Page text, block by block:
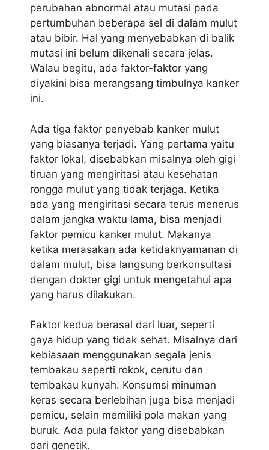
perubahan abnormal atau mutasi pada
pertumbuhan beberapa sel di dalam mulut
atau bibir. Hal yang menyebabkan di balik
mutasi ini belum dikenali secara jelas.
Walau begitu, ada faktor-faktor yang
diyakini bisa merangsang timbulnya kanker
ini.
Ada tiga faktor penyebab kanker mulut
yang biasanya terjadi. Yang pertama yaitu
faktor lokal, disebabkan misalnya oleh gigi
tiruan yang mengiritasi atau kesehatan
rongga mulut yang tidak terjaga. Ketika
ada yang mengiritasi secara terus menerus
dalam jangka waktu lama, bisa menjadi
faktor pemicu kanker mulut. Makanya
ketika merasakan ada ketidaknyamanan di
dalam mulut, bisa langsung berkonsultasi
dengan dokter gigi untuk mengetahui apa
yang harus dilakukan.
Faktor kedua berasal dari luar, seperti
gaya hidup yang tidak sehat. Misalnya dari
kebiasaan menggunakan segala jenis
tembakau seperti rokok, cerutu dan
tembakau kunyah. Konsumsi minuman
keras secara berlebihan juga bisa menjadi
pemicu, selain memiliki pola makan yang
buruk. Ada pula faktor yang disebabkan
dari genetik.